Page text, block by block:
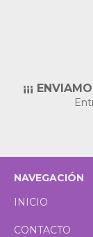
¡¡¡
NAVEGACIÓN
INICIO
CONTACTO